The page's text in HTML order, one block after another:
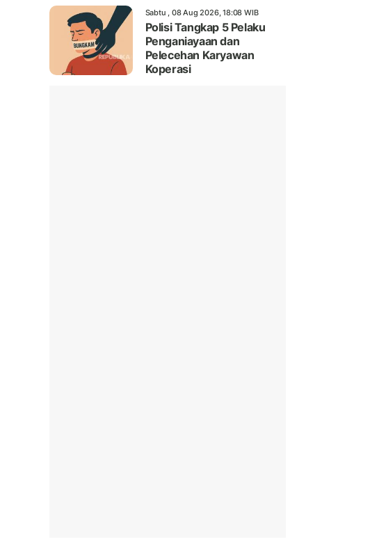
Sabtu , 08 Aug 2026, 18:08 WIB
Polisi Tangkap 5 Pelaku
Penganiayaan dan
Pelecehan Karyawan
Koperasi